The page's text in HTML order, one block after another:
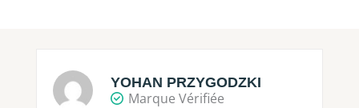
YOHAN PRZYGODZKI
Marque Vérifiée